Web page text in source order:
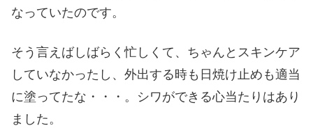
なっていたのです。
そう言えばしばらく忙しくて、ちゃんとスキンケア
していなかったし、外出する時も日焼け止めも適当
に塗ってたな・・・。シワができる心当たりはあり
ました。